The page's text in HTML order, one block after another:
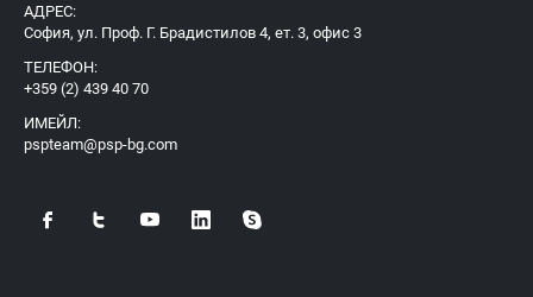
АДРЕС:
София, ул. Проф. Г. Брадистилов 4, ет. 3, офис 3
ТЕЛЕФОН:
+359 (2) 439 40 70
ИМЕЙЛ:
pspteam@psp-bg.com